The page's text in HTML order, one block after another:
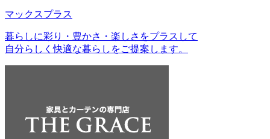
マックスプラス
暮らしに彩り・豊かさ・楽しさをプラスして
自分らしく快適な暮らしをご提案します。